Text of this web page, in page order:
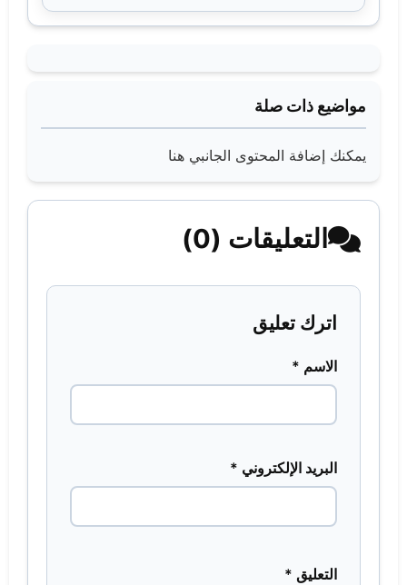
مواضيع ذات صلة
يمكنك إضافة المحتوى الجانبي هنا
التعليقات (0)
اترك تعليق
الاسم *
البريد الإلكتروني *
التعليق *